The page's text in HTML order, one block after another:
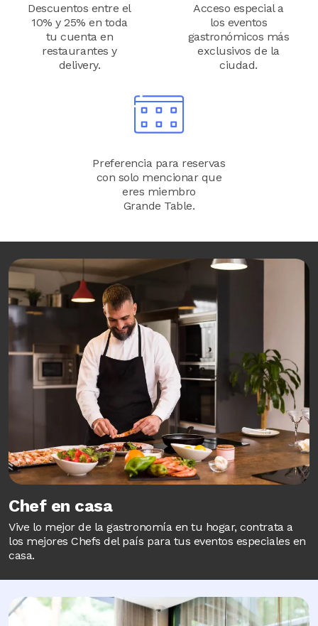
Descuentos entre el
10% y 25% en toda
tu cuenta en
restaurantes y
delivery.
Acceso especial a
los eventos
gastronómicos más
exclusivos de la
ciudad.
Image
Preferencia para reservas
con solo mencionar que
eres miembro
Grande Table.
Image
Chef en casa
Vive lo mejor de la gastronomía en tu hogar, contrata a
los mejores Chefs del país para tus eventos especiales en
casa.
Image